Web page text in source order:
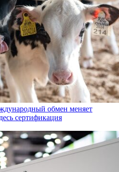
обмен меняет
сертификация